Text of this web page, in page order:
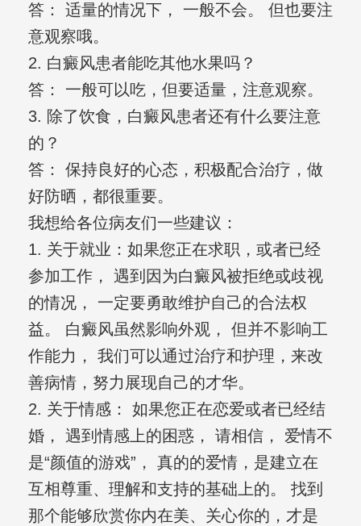
答： 适量的情况下， 一般不会。 但也要注
意观察哦。
2. 白癜风患者能吃其他水果吗？
答： 一般可以吃，但要适量，注意观察。
3. 除了饮食，白癜风患者还有什么要注意
的？
答： 保持良好的心态，积极配合治疗，做
好防晒，都很重要。
我想给各位病友们一些建议：
1. 关于就业：如果您正在求职，或者已经
参加工作， 遇到因为白癜风被拒绝或歧视
的情况， 一定要勇敢维护自己的合法权
益。 白癜风虽然影响外观， 但并不影响工
作能力， 我们可以通过治疗和护理，来改
善病情，努力展现自己的才华。
2. 关于情感： 如果您正在恋爱或者已经结
婚， 遇到情感上的困惑， 请相信， 爱情不
是“颜值的游戏”， 真的的爱情，是建立在
互相尊重、理解和支持的基础上的。 找到
那个能够欣赏你内在美、关心你的，才是